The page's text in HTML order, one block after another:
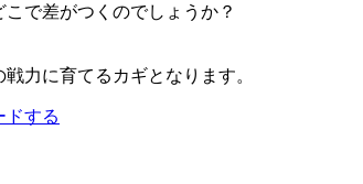
こで差がつくのでしょうか？
力に育てるカギとなります。
ドする